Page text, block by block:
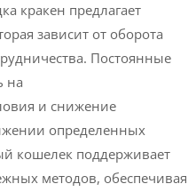
кракен предлагает
зависит от оборота
Постоянные
на
и снижение
определенных
кошелек поддерживает
методов, обеспечивая